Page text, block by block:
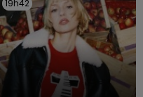
19h42
19h42